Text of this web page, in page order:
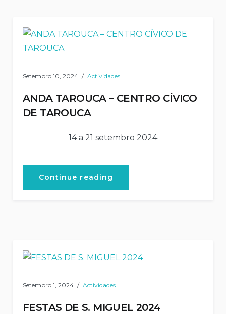
Setembro 10, 2024 Actividades
ANDA TAROUCA – CENTRO CÍVICO
DE TAROUCA
14 a 21 setembro 2024
Continue reading
–
Setembro 1, 2024 Actividades
FESTAS DE S. MIGUEL 2024